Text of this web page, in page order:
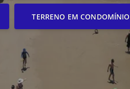
TERRENO EM CONDOMÍNIO